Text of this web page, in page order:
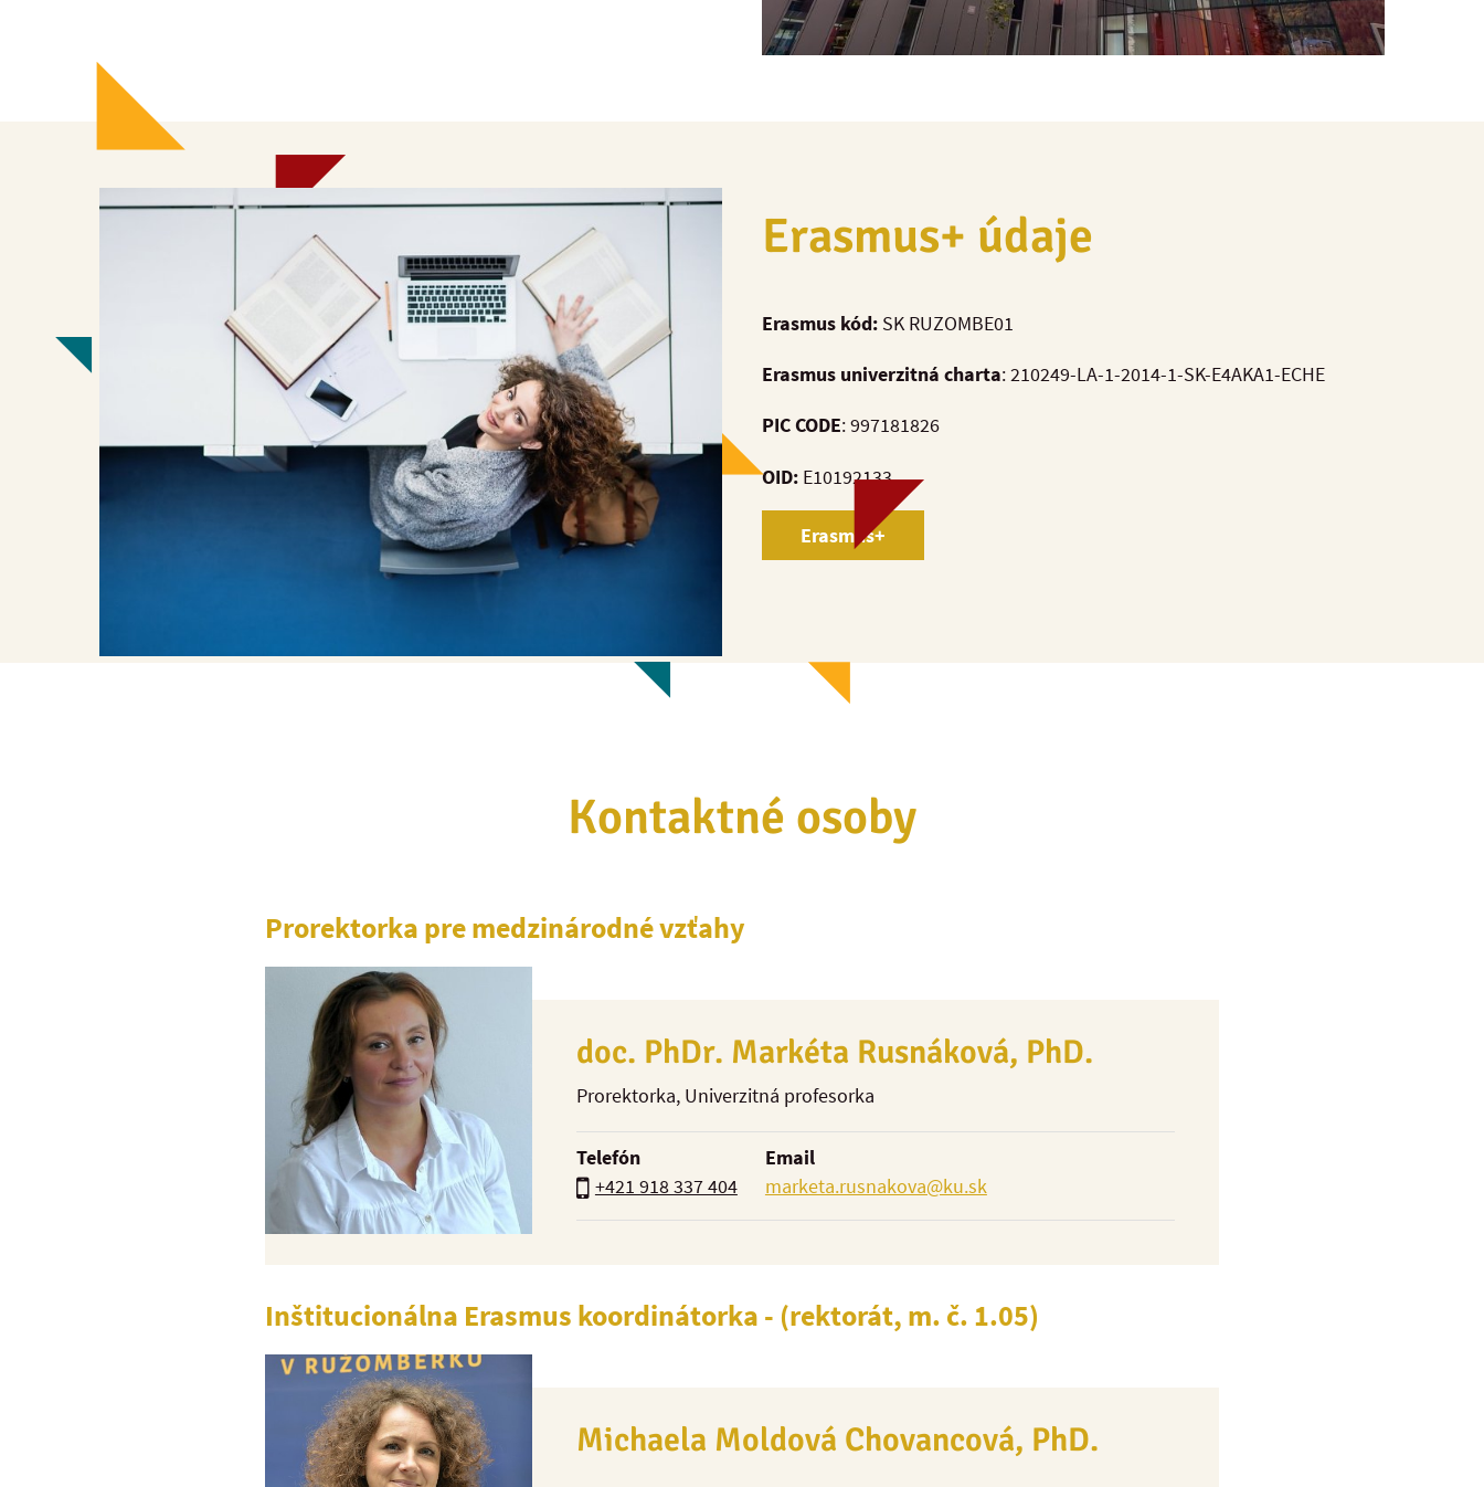
Erasmus+ údaje
Erasmus kód: SK RUZOMBE01
Erasmus univerzitná charta: 210249-LA-1-2014-1-SK-E4AKA1-ECHE
PIC CODE: 997181826
OID: E10192133
Erasmus+
Kontaktné osoby
Prorektorka pre medzinárodné vzťahy
doc. PhDr. Markéta Rusnáková, PhD.
Prorektorka, Univerzitná profesorka
Telefón
+421 918 337 404
Email
marketa.rusnakova@ku.sk
Inštitucionálna Erasmus koordinátorka - (rektorát, m. č. 1.05)
Michaela Moldová Chovancová, PhD.